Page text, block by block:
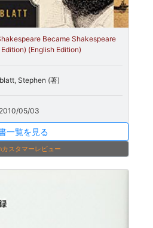
Became Shakespeare
(English Edition)
Stephen (著)
2010/05/03
一覧を見る
スタマーレビュー